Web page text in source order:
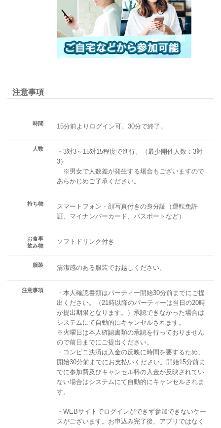
注意事項
時間 15分前よりログイン可。30分で終了。
人数
・3対3～15対15程度で進行。（最少開催人数：3対
3）
※男女で人数差が発生する場合もございますので
あらかじめご了承ください。
持ち物
スマートフォン・顔写真付きの身分証（運転免許
証、マイナンバーカード、パスポートなど）
お食事
飲み物
ソフトドリンク付き
服装 清潔感のある服装でお越しください。
注意事項
・本人確認書類はパーティー開始30分前までにご提
出ください。（21時以降のパーティーは当日の20時
が提出期限となります。）承認できなかった場合は
システムにて自動的にキャンセルされます。
※火曜日は本人確認書類の承認を行っておりません
ので前日までにご提出ください。
・コンビニ決済は入金の反映に時間を要するため、
開始30分前までにお支払いください。開始15分前ま
でに参加費及びキャンセル料の入金が反映されてい
ない場合はシステムにて自動的にキャンセルされま
す。
・WEBサイトでログインができず参加できないケー
スがございます。お申込み完了後、アプリではなく